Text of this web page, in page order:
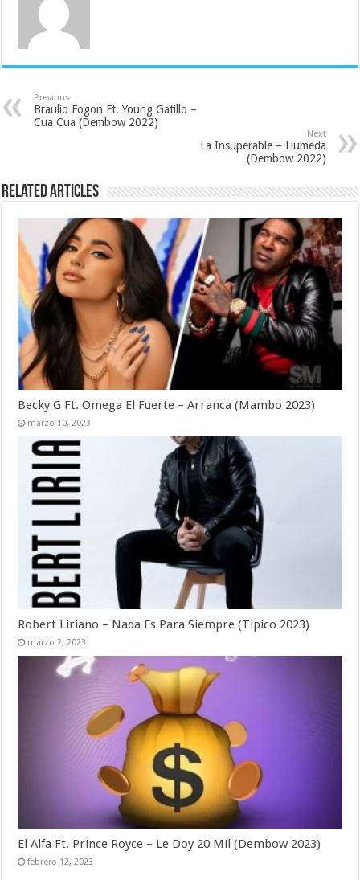
Previous
Braulio Fogon Ft. Young Gatillo –
Cua Cua (Dembow 2022)
Next
La Insuperable – Humeda
(Dembow 2022)
Related Articles
Becky G Ft. Omega El Fuerte – Arranca (Mambo 2023)
marzo 10, 2023
Robert Liriano – Nada Es Para Siempre (Tipico 2023)
marzo 2, 2023
El Alfa Ft. Prince Royce – Le Doy 20 Mil (Dembow 2023)
febrero 12, 2023